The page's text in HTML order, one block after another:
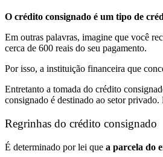
O crédito consignado é um tipo de
Em outras palavras, imagine que você
cerca de 600 reais do seu pagamento.
Por isso, a instituição financeira que
Entretanto a tomada do crédito
consignado é destinado ao setor
Regrinhas do crédito consignado
É determinado por lei que a parcela do